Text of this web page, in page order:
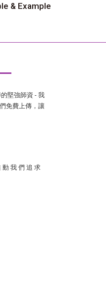
& Example
堅強師資 - 我
免費上傳，讓
動 我 們 追 求